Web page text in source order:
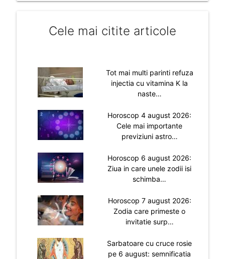
Cele mai citite articole
Tot mai multi parinti refuza
injectia cu vitamina K la
naste…
Horoscop 4 august 2026:
Cele mai importante
previziuni astro…
Horoscop 6 august 2026:
Ziua in care unele zodii isi
schimba…
Horoscop 7 august 2026:
Zodia care primeste o
invitatie surp…
Sarbatoare cu cruce rosie
pe 6 august: semnificatia